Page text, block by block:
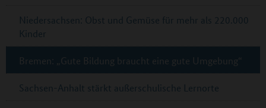
Niedersachsen: Obst und Gemüse für mehr als 220.000
Kinder
Bremen: „Gute Bildung braucht eine gute Umgebung“
Sachsen-Anhalt stärkt außerschulische Lernorte